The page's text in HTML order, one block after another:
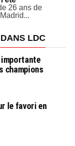
26 ans de
LDC
champions
le favori en